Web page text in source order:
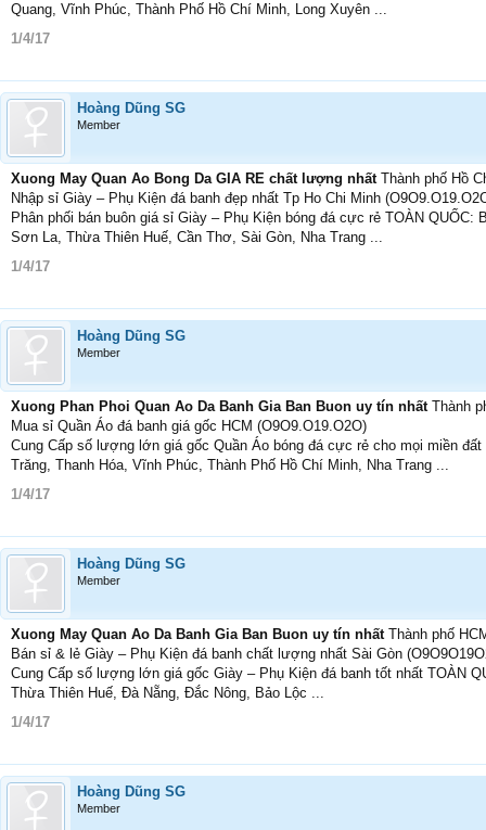
Quang, Vĩnh Phúc, Thành Phố Hồ Chí Minh, Long Xuyên ...
1/4/17
Hoàng Dũng SG
Member
Xuong May Quan Ao Bong Da GIA RE chất lượng nhất Thành phố Hồ
Nhập sỉ Giày – Phụ Kiện đá banh đẹp nhất Tp Ho Chi Minh
Phân phối bán buôn giá sỉ Giày – Phụ Kiện bóng đá cực rẻ TOÀN
Sơn La, Thừa Thiên Huế, Cần Thơ, Sài Gòn, Nha Trang ...
1/4/17
Hoàng Dũng SG
Member
Xuong Phan Phoi Quan Ao Da Banh Gia Ban Buon uy tín nhất Thành
Mua sỉ Quần Áo đá banh giá gốc HCM (O9O9.O19.O2O)
Cung Cấp số lượng lớn giá gốc Quần Áo bóng đá cực rẻ cho mọi miền
Trăng, Thanh Hóa, Vĩnh Phúc, Thành Phố Hồ Chí Minh, Nha Trang ...
1/4/17
Hoàng Dũng SG
Member
Xuong May Quan Ao Da Banh Gia Ban Buon uy tín nhất Thành phố
Bán sỉ & lẻ Giày – Phụ Kiện đá banh chất lượng nhất Sài Gòn
Cung Cấp số lượng lớn giá gốc Giày – Phụ Kiện đá banh tốt nhất TOÀN
Thừa Thiên Huế, Đà Nẵng, Đắc Nông, Bảo Lộc ...
1/4/17
Hoàng Dũng SG
Member